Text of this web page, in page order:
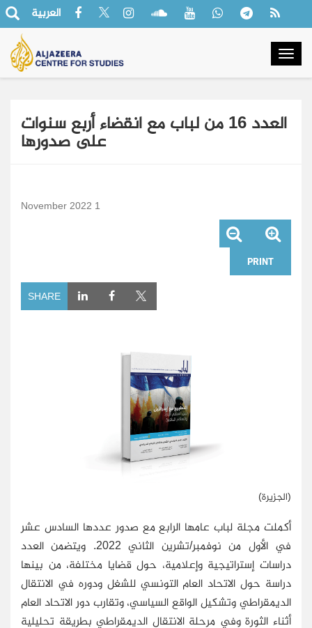
العربية
العدد 16 من لباب مع انقضاء أربع سنوات
على صدورها
1 November 2022
PRINT
SHARE
(الجزيرة)
أكملت مجلة لباب عامها الرابع مع صدور عددها السادس عشر
في الأول من نوفمبر/تشرين الثاني 2022. ويتضمن العدد
دراسات إستراتيجية وإعلامية، حول قضايا مختلفة، من بينها
دراسة حول الاتحاد العام التونسي للشغل ودوره في الانتقال
الديمقراطي وتشكيل الواقع السياسي، وتقارب دور الاتحاد العام
أثناء الثورة وفي مرحلة الانتقال الديمقراطي بطريقة تحليلية